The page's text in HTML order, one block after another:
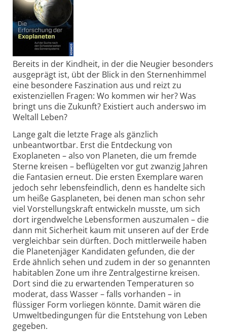
Bereits in der Kindheit, in der die Neugier besonders
ausgeprägt ist, übt der Blick in den Sternenhimmel
eine besondere Faszination aus und reizt zu
existenziellen Fragen: Wo kommen wir her? Was
bringt uns die Zukunft? Existiert auch anderswo im
Weltall Leben?
Lange galt die letzte Frage als gänzlich
unbeantwortbar. Erst die Entdeckung von
Exoplaneten – also von Planeten, die um fremde
Sterne kreisen – beflügelten vor gut zwanzig Jahren
die Fantasien erneut. Die ersten Exemplare waren
jedoch sehr lebensfeindlich, denn es handelte sich
um heiße Gasplaneten, bei denen man schon sehr
viel Vorstellungskraft entwickeln musste, um sich
dort irgendwelche Lebensformen auszumalen – die
dann mit Sicherheit kaum mit unseren auf der Erde
vergleichbar sein dürften. Doch mittlerweile haben
die Planetenjäger Kandidaten gefunden, die der
Erde ähnlich sehen und zudem in der so genannten
habitablen Zone um ihre Zentralgestirne kreisen.
Dort sind die zu erwartenden Temperaturen so
moderat, dass Wasser – falls vorhanden – in
flüssiger Form vorliegen könnte. Damit wären die
Umweltbedingungen für die Entstehung von Leben
gegeben.